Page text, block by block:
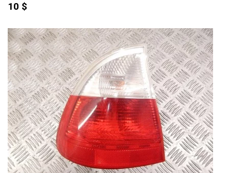
10 $